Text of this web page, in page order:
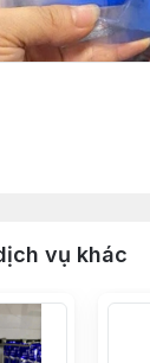
vụ khác